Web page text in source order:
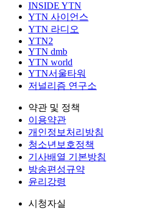
INSIDE YTN
YTN 사이언스
YTN 라디오
YTN2
YTN dmb
YTN world
YTN서울타워
저널리즘 연구소
약관 및 정책
이용약관
개인정보처리방침
청소년보호정책
기사배열 기본방침
방송편성규약
윤리강령
시청자실